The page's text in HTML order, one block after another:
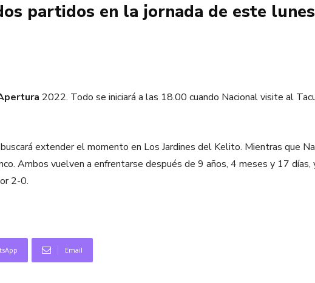
partidos en la jornada de este
2022. Todo se iniciará a las 18.00 cuando Nacional visite al
extender el momento en Los Jardines del Kelito. Mientras que
Ambos vuelven a enfrentarse después de 9 años, 4 meses y 17
2-0.
Email